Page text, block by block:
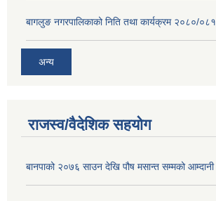
बागलुङ नगरपालिकाको निति तथा कार्यक्रम २०८०/०८१
अन्य
राजस्व/वैदेशिक सहयोग
बानपाको २०७६ साउन देखि पौष मसान्त सम्मको आम्दानी